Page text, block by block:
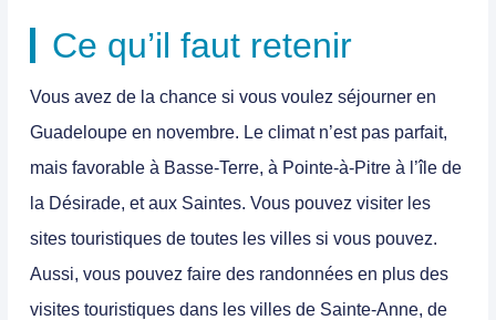
Ce qu’il faut retenir
Vous avez de la chance si vous voulez séjourner en
Guadeloupe en novembre. Le climat n’est pas parfait,
mais favorable à Basse-Terre, à Pointe-à-Pitre à l’île de
la Désirade, et aux Saintes. Vous pouvez visiter les
sites touristiques de toutes les villes si vous pouvez.
Aussi, vous pouvez faire des randonnées en plus des
visites touristiques dans les villes de Sainte-Anne, de